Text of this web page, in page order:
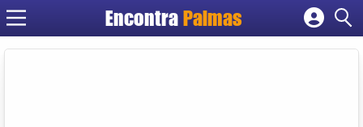
Encontra Palmas
Cadastrar empresa